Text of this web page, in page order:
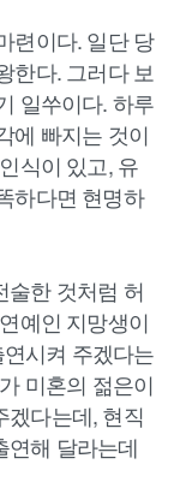
련이다. 일단 당
한다. 그러다 보
일쑤이다. 하루
에 빠지는 것이
식이 있고, 유
하다면 현명하
술한 것처럼 허
예인 지망생이
시켜 주겠다는
미혼의 젊은이
겠다는데, 현직
연해 달라는데